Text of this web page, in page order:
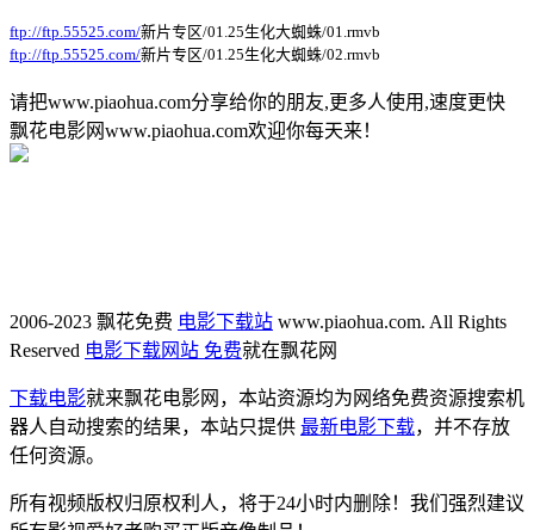
ftp://ftp.55525.com/新片专区/01.25生化大蜘蛛/01.rmvb
ftp://ftp.55525.com/新片专区/01.25生化大蜘蛛/02.rmvb
请把www.piaohua.com分享给你的朋友,更多人使用,速度更快
飘花电影网www.piaohua.com欢迎你每天来！
2006-2023 飘花免费 电影下载站 www.piaohua.com. All Rights
Reserved 电影下载网站 免费就在飘花网
下载电影就来飘花电影网，本站资源均为网络免费资源搜索机
器人自动搜索的结果，本站只提供 最新电影下载，并不存放
任何资源。
所有视频版权归原权利人，将于24小时内删除！我们强烈建议